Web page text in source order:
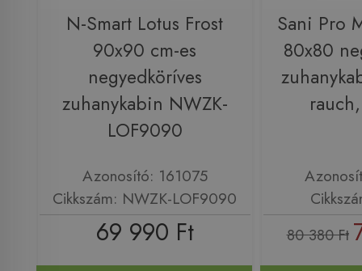
N-Smart Lotus Frost
90x90 cm-es
negyedköríves
zuhanykabin NWZK-
LOF9090
Azonosító: 161075
Cikkszám: NWZK-LOF9090
69 990 Ft
Sani Pro
80x80
80 380 Ft